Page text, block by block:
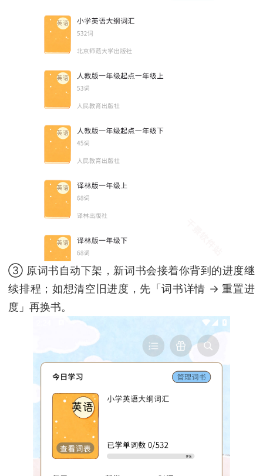
③ 原词书自动下架，新词书会接着你背到的进度继
续排程；如想清空旧进度，先「词书详情 → 重置进
度」再换书。